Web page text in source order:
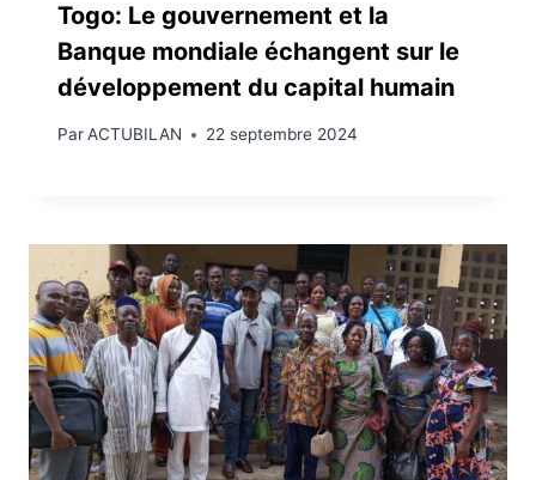
Togo: Le gouvernement et la
Banque mondiale échangent sur le
développement du capital humain
ParACTUBILAN 22 septembre 2024